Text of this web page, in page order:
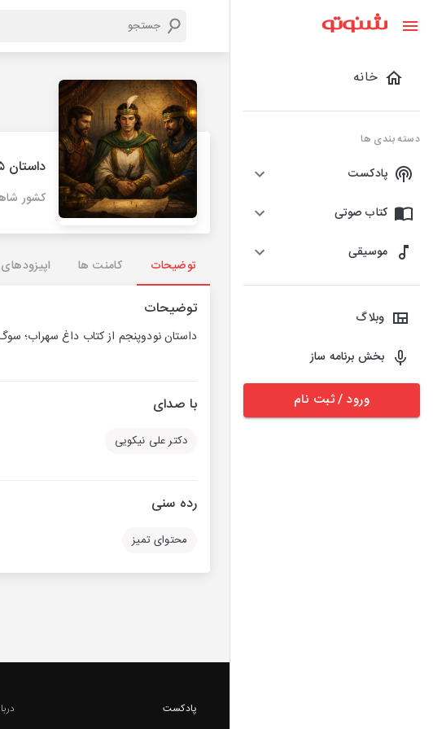
خانه
دسته بندی ها
پادکست
کتاب صوتی
موسیقی
وبلاگ
بخش برنامه ساز
ورود / ثبت نام
داستان ۹۵ شاهنامه فردوسی | داستان ۱۷ سیاوش
کشور
توضیحات کامنت ها
توضیحات
داستان نودوپنجم از کتاب داغ سهراب؛ سوگ
با صدای
دکتر علی نیکویی
رده سنی
محتوای تمیز
پادکست